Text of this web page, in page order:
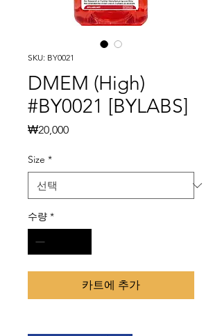
SKU: BY0021
DMEM (High)
#BY0021 [BYLABS]
₩20,000가
Size *
수량 *
카트에 추가